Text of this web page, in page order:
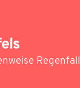
Regenfall